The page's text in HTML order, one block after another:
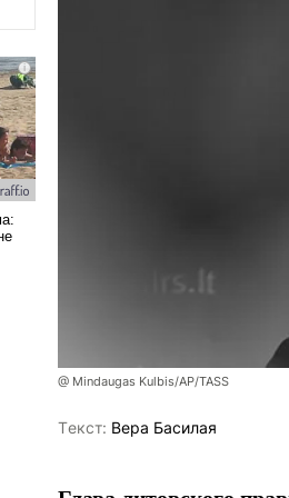
@ Mindaugas Kulbis/AP/TASS
Tекст: Вера Басилая